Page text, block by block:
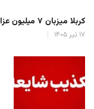
کربلا میزبان ۷ میلیون عزادار در تشییع پیکر قائد شهید امت
۱۷ تیر ۱۴۰۵